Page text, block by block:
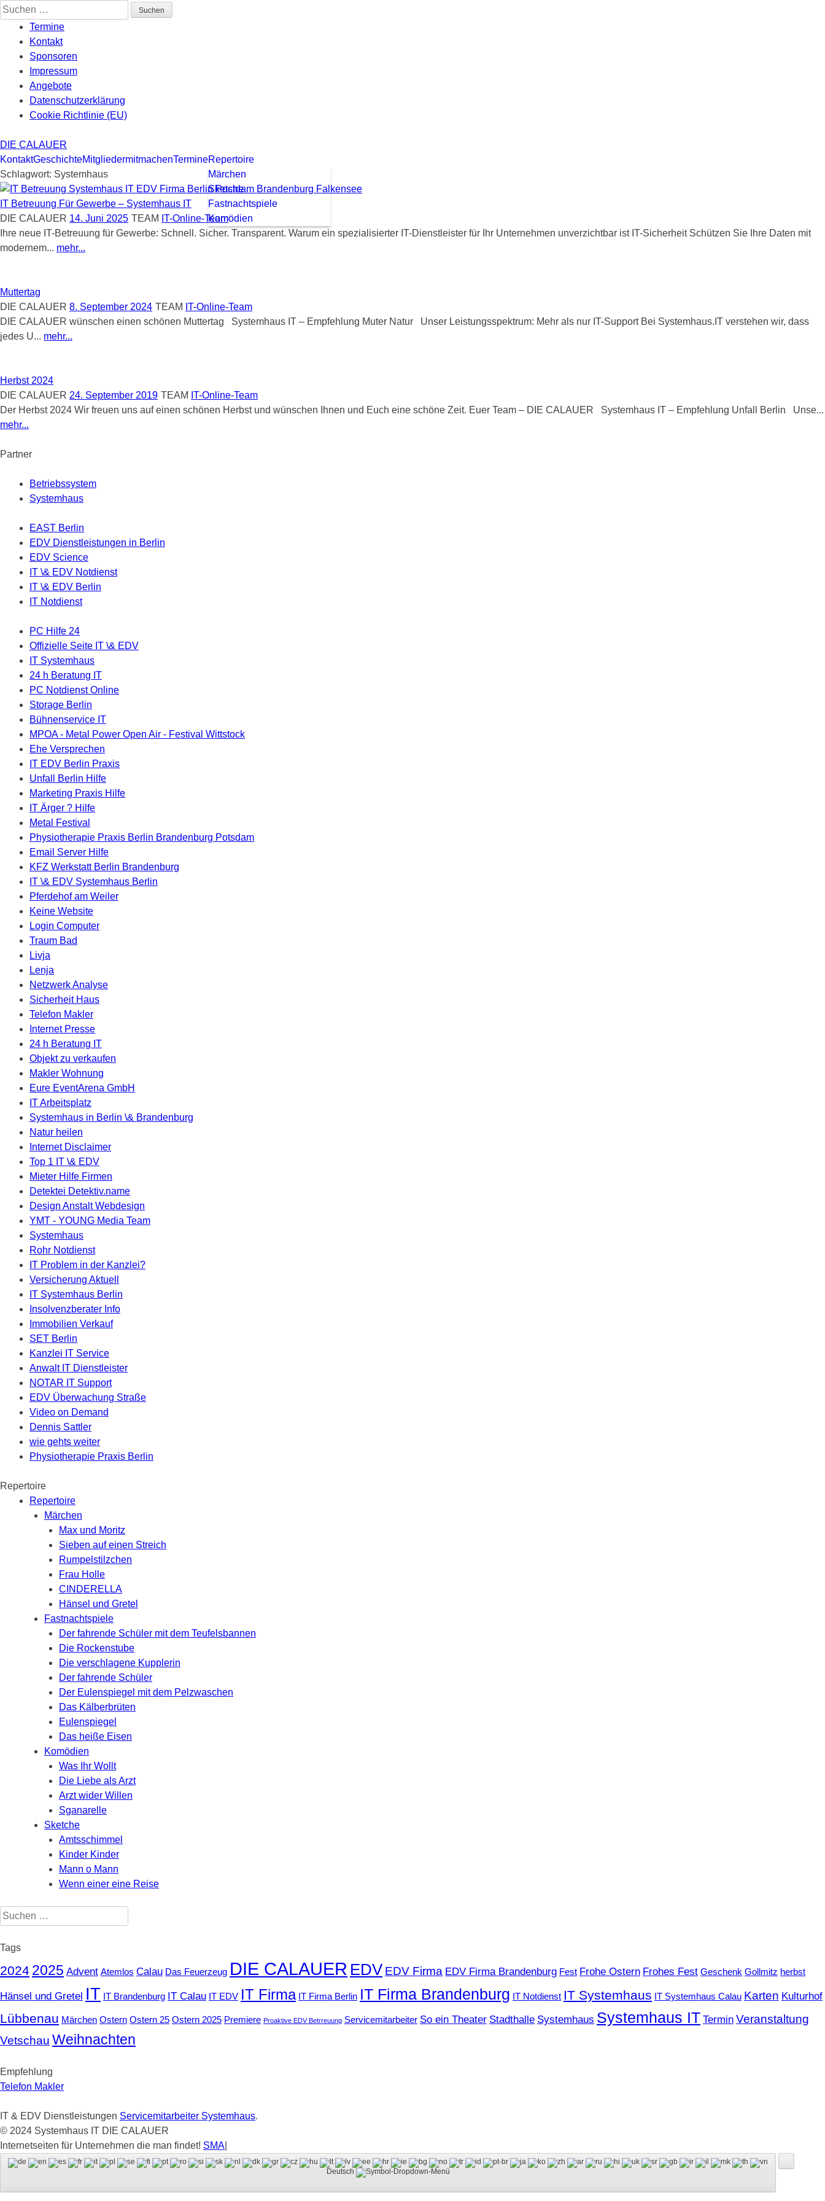
Skip
to
content
Suchen
nach:
Termine
Kontakt
Sponsoren
Impressum
Angebote
Datenschutzerklärung
Cookie Richtlinie (EU)
DIE CALAUER
KontaktGeschichteMitgliedermitmachenTermineRepertoire
Märchen
Sketche
Fastnachtspiele
Komödien
Schlagwort: Systemhaus
IT Betreuung Für Gewerbe – Systemhaus IT
DIE CALAUER 14. Juni 2025 TEAM IT-Online-Team
Ihre neue IT-Betreuung für Gewerbe: Schnell. Sicher. Transparent. Warum ein spezialisierter IT-Dienstleister für Ihr Unternehmen unverzichtbar ist IT-Sicherheit Schützen Sie Ihre Daten mit
modernem... mehr...
Muttertag
DIE CALAUER 8. September 2024 TEAM IT-Online-Team
DIE CALAUER wünschen einen schönen Muttertag Systemhaus IT – Empfehlung Muter Natur Unser Leistungsspektrum: Mehr als nur IT-Support Bei Systemhaus.IT verstehen wir, dass
jedes U... mehr...
Herbst 2024
DIE CALAUER 24. September 2019 TEAM IT-Online-Team
Der Herbst 2024 Wir freuen uns auf einen schönen Herbst und wünschen Ihnen und Euch eine schöne Zeit. Euer Team – DIE CALAUER Systemhaus IT – Empfehlung Unfall Berlin Unse...
mehr...
Partner
Betriebssystem
Systemhaus
EAST Berlin
EDV Dienstleistungen in Berlin
EDV Science
IT \& EDV Notdienst
IT \& EDV Berlin
IT Notdienst
PC Hilfe 24
Offizielle Seite IT \& EDV
IT Systemhaus
24 h Beratung IT
PC Notdienst Online
Storage Berlin
Bühnenservice IT
MPOA - Metal Power Open Air - Festival Wittstock
Ehe Versprechen
IT EDV Berlin Praxis
Unfall Berlin Hilfe
Marketing Praxis Hilfe
IT Ärger ? Hilfe
Metal Festival
Physiotherapie Praxis Berlin Brandenburg Potsdam
Email Server Hilfe
KFZ Werkstatt Berlin Brandenburg
IT \& EDV Systemhaus Berlin
Pferdehof am Weiler
Keine Website
Login Computer
Traum Bad
Livja
Lenja
Netzwerk Analyse
Sicherheit Haus
Telefon Makler
Internet Presse
24 h Beratung IT
Objekt zu verkaufen
Makler Wohnung
Eure EventArena GmbH
IT Arbeitsplatz
Systemhaus in Berlin \& Brandenburg
Natur heilen
Internet Disclaimer
Top 1 IT \& EDV
Mieter Hilfe Firmen
Detektei Detektiv.name
Design Anstalt Webdesign
YMT - YOUNG Media Team
Systemhaus
Rohr Notdienst
IT Problem in der Kanzlei?
Versicherung Aktuell
IT Systemhaus Berlin
Insolvenzberater Info
Immobilien Verkauf
SET Berlin
Kanzlei IT Service
Anwalt IT Dienstleister
NOTAR IT Support
EDV Überwachung Straße
Video on Demand
Dennis Sattler
wie gehts weiter
Physiotherapie Praxis Berlin
Repertoire
Repertoire
Märchen
Max und Moritz
Sieben auf einen Streich
Rumpelstilzchen
Frau Holle
CINDERELLA
Hänsel und Gretel
Fastnachtspiele
Der fahrende Schüler mit dem Teufelsbannen
Die Rockenstube
Die verschlagene Kupplerin
Der fahrende Schüler
Der Eulenspiegel mit dem Pelzwaschen
Das Kälberbrüten
Eulenspiegel
Das heiße Eisen
Komödien
Was Ihr Wollt
Die Liebe als Arzt
Arzt wider Willen
Sganarelle
Sketche
Amtsschimmel
Kinder Kinder
Mann o Mann
Wenn einer eine Reise
Suchen
nach:
Tags
2024 2025 Advent Atemlos Calau Das Feuerzeug DIE CALAUER EDV EDV Firma EDV Firma Brandenburg Fest Frohe Ostern Frohes Fest Geschenk Gollmitz herbst
Hänsel und Gretel IT IT Brandenburg IT Calau IT EDV IT Firma IT Firma Berlin IT Firma Brandenburg IT Notdienst IT Systemhaus IT Systemhaus Calau Karten Kulturhof
Lübbenau Märchen Ostern Ostern 25 Ostern 2025 Premiere Proaktive EDV Betrreuung Servicemitarbeiter So ein Theater Stadthalle Systemhaus Systemhaus IT Termin Veranstaltung
Vetschau Weihnachten
Empfehlung
Telefon Makler
IT & EDV Dienstleistungen Servicemitarbeiter Systemhaus.
© 2024 Systemhaus IT DIE CALAUER
Internetseiten für Unternehmen die man findet! SMA
Deutsch